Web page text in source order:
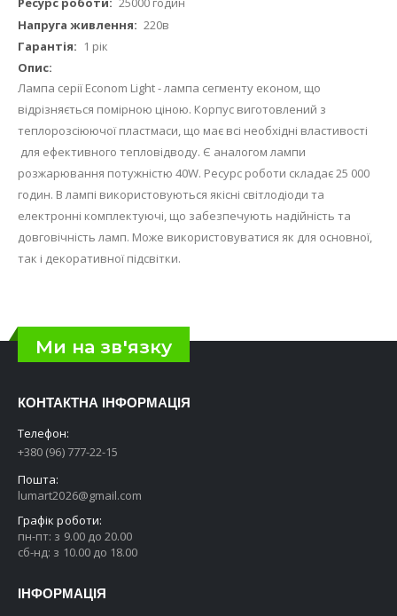
220в
1 рік
Лампа серії Econom Light - лампа сегменту економ, що
відрізняється помірною ціною. Корпус виготовлений з
теплорозсіюючої пластмаси, що має всі необхідні властивості
для ефективного тепловідводу. Є аналогом лампи
розжарювання потужністю 40W. Ресурс роботи складає 25 000
годин. В лампі використовуються якісні світлодіоди та
електронні комплектуючі, що забезпечують надійність та
довговічність ламп. Може використовуватися як для основної,
так і декоративної підсвітки.
Ми на зв'язку
КОНТАКТНА ІНФОРМАЦІЯ
Телефон:
+380 (96) 777-22-15
Пошта:
lumart2026@gmail.com
Графік роботи:
пн-пт: з 9.00 до 20.00
сб-нд: з 10.00 до 18.00
ІНФОРМАЦІЯ